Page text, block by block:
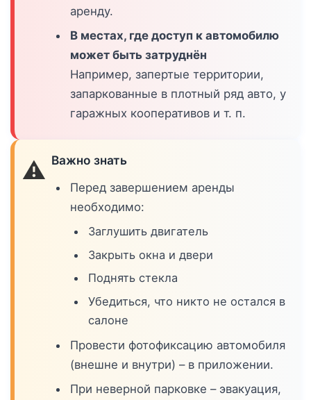
аренду.
В местах, где доступ к автомобилю
может быть затруднён
Например, запертые территории,
запаркованные в плотный ряд авто, у
гаражных кооперативов и т. п.
⚠️ Важно знать
Перед завершением аренды
необходимо:
Заглушить двигатель
Закрыть окна и двери
Поднять стекла
Убедиться, что никто не остался в
салоне
Провести фотофиксацию автомобиля
(внешне и внутри) – в приложении.
При неверной парковке – эвакуация,